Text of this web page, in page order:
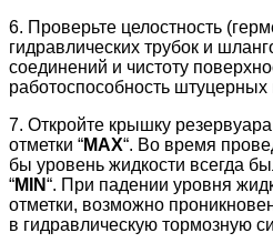
6. Проверьте целостность
гидравлических трубок и
соединений и чистоту
работоспособность штуцерных
7. Откройте крышку
отметки “MAX“. Во время
бы уровень жидкости всегда
“MIN“. При падении уровня
отметки, возможно
в гидравлическую тормозную